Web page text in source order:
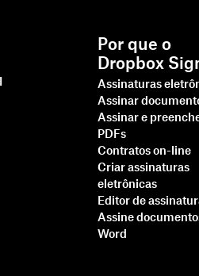
Por que o
Dropbox
Assinaturas
Assinar
Assinar e
PDFs
Contratos on-line
Criar assinaturas
eletrônicas
Editor de
Assine
Word